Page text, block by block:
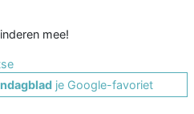
mee!
je Google-favoriet